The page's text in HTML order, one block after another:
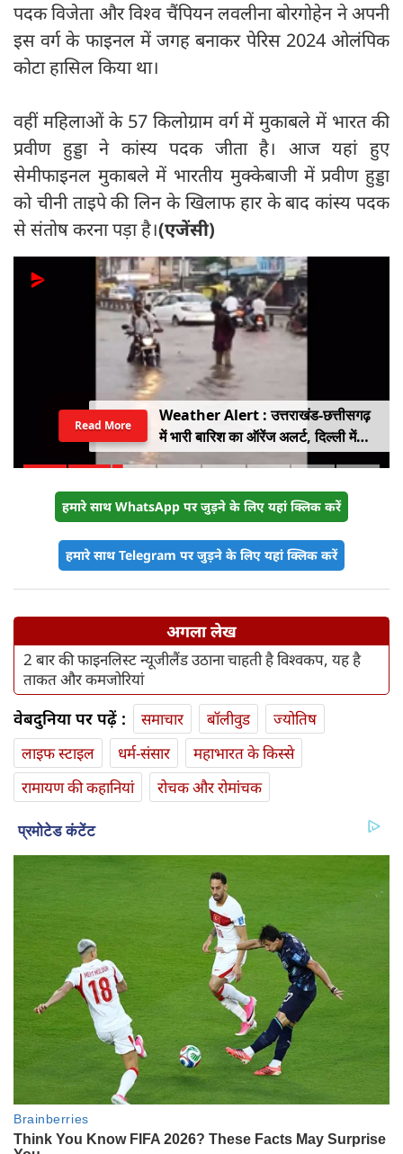
पदक विजेता और विश्व चैंपियन लवलीना बोरगोहेन ने अपनी
इस वर्ग के फाइनल में जगह बनाकर पेरिस 2024 ओलंपिक
कोटा हासिल किया था।
वहीं महिलाओं के 57 किलोग्राम वर्ग में मुकाबले में भारत की
प्रवीण हुड्डा ने कांस्य पदक जीता है। आज यहां हुए
सेमीफाइनल मुकाबले में भारतीय मुक्केबाजी में प्रवीण हुड्डा
को चीनी ताइपे की लिन के खिलाफ हार के बाद कांस्य पदक
से संतोष करना पड़ा है।(एजेंसी)
Weather Alert : उत्तराखंड-छत्तीसगढ़
में भारी बारिश का ऑरेंज अलर्ट, दिल्ली में
हल्की बारिश, जानें IMD का ताजा अपडेट
Read More
हमारे साथ WhatsApp पर जुड़ने के लिए यहां क्लिक करें
हमारे साथ Telegram पर जुड़ने के लिए यहां क्लिक करें
अगला लेख
2 बार की फाइनलिस्ट न्यूजीलैंड उठाना चाहती है विश्वकप, यह है
ताकत और कमजोरियां
वेबदुनिया पर पढ़ें : समाचार बॉलीवुड
ज्योतिष
लाइफ स्‍टाइल
धर्म-संसार
महाभारत के किस्से
रामायण की कहानियां
रोचक और रोमांचक